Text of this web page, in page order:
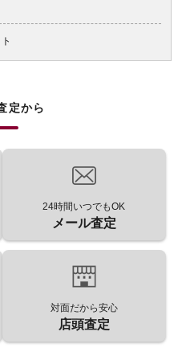
定から
24時間いつでもOK
メール査定
対面だから安心
店頭査定